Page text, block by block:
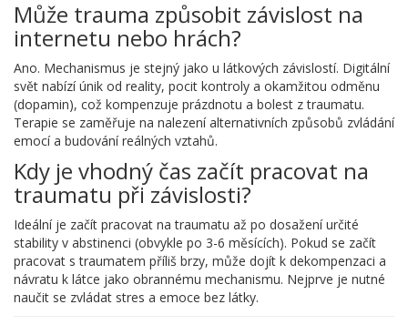
Může trauma způsobit závislost na
internetu nebo hrách?
Ano. Mechanismus je stejný jako u látkových závislostí. Digitální
svět nabízí únik od reality, pocit kontroly a okamžitou odměnu
(dopamin), což kompenzuje prázdnotu a bolest z traumatu.
Terapie se zaměřuje na nalezení alternativních způsobů zvládání
emocí a budování reálných vztahů.
Kdy je vhodný čas začít pracovat na
traumatu při závislosti?
Ideální je začít pracovat na traumatu až po dosažení určité
stability v abstinenci (obvykle po 3-6 měsících). Pokud se začít
pracovat s traumatem příliš brzy, může dojít k dekompenzaci a
návratu k látce jako obrannému mechanismu. Nejprve je nutné
naučit se zvládat stres a emoce bez látky.